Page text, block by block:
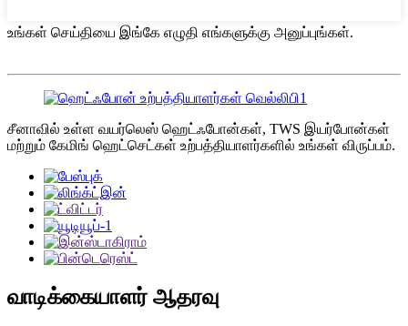
உங்கள் செய்தியை இங்கே எழுதி எங்களுக்கு அனுப்புங்கள்.
சீனாவில் உள்ள வயர்லெஸ் ஹெட்ஃபோன்கள், TWS இயர்போன்கள்
மற்றும் கேமிங் ஹெட்செட்கள் உற்பத்தியாளர்களில் உங்கள் விருப்பம்.
வாடிக்கையாளர் ஆதரவு